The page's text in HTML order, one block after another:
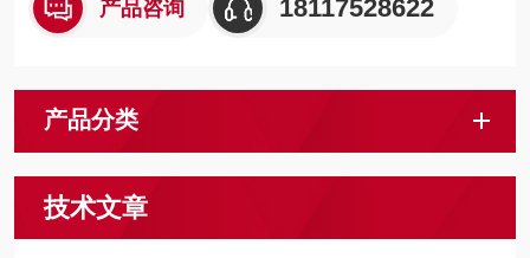
产品咨询 18117528622
产品分类
技术文章